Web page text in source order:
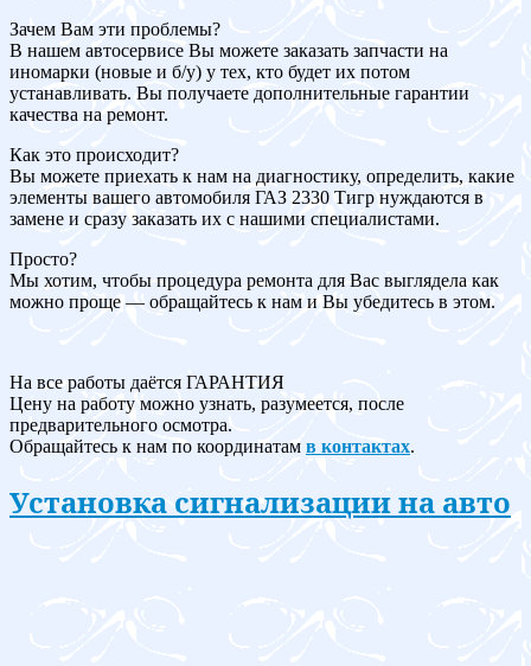
Зачем Вам эти проблемы?
В нашем автосервисе Вы можете заказать запчасти на
иномарки (новые и б/у) у тех, кто будет их потом
устанавливать. Вы получаете дополнительные гарантии
качества на ремонт.
Как это происходит?
Вы можете приехать к нам на диагностику, определить, какие
элементы вашего автомобиля ГАЗ 2330 Тигр нуждаются в
замене и сразу заказать их с нашими специалистами.
Просто?
Мы хотим, чтобы процедура ремонта для Вас выглядела как
можно проще — обращайтесь к нам и Вы убедитесь в этом.
На все работы даётся ГАРАНТИЯ
Цену на работу можно узнать, разумеется, после
предварительного осмотра.
Обращайтесь к нам по координатам в контактах.
Установка сигнализации на авто